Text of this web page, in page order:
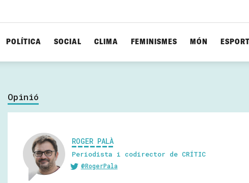
POLÍTICA SOCIAL CLIMA FEMINISMES MÓN ESPORT
Opinió
ROGER PALÀ
Periodista i codirector de CRÍTIC
@RogerPala